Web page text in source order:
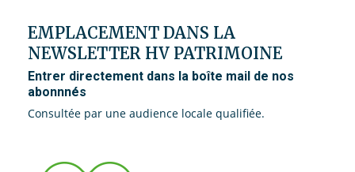
EMPLACEMENT DANS LA
NEWSLETTER HV PATRIMOINE
Entrer directement dans la boîte mail de nos
abonnnés
Consultée par une audience locale qualifiée.